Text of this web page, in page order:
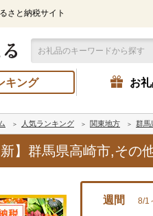
さと納税サイト
キング お
人気ランキング 関東地方 群馬
新】群馬県高崎市,その
週間 8/1